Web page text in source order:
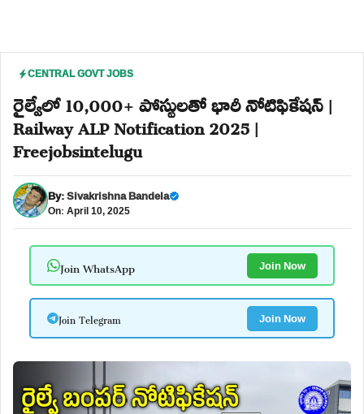
CENTRAL GOVT JOBS
రైల్వేలో 10,000+ పోస్టులతో భారీ నోటిఫికేషన్ |
Railway ALP Notification 2025 |
Freejobsintelugu
By:Sivakrishna Bandela
On: April 10, 2025
Join WhatsApp Join Now
Join Telegram Join Now